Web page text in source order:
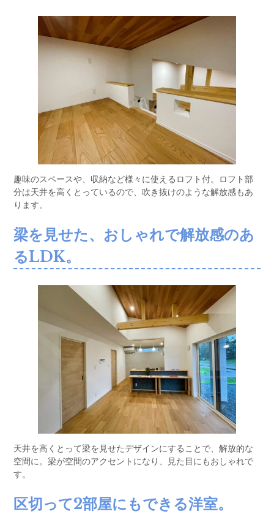
趣味のスペースや、収納など様々に使えるロフト付。ロフト部
分は天井を高くとっているので、吹き抜けのような解放感もあ
ります。
梁を見せた、おしゃれで解放感のあ
るLDK。
天井を高くとって梁を見せたデザインにすることで、解放的な
空間に。梁が空間のアクセントになり、見た目にもおしゃれで
す。
区切って2部屋にもできる洋室。